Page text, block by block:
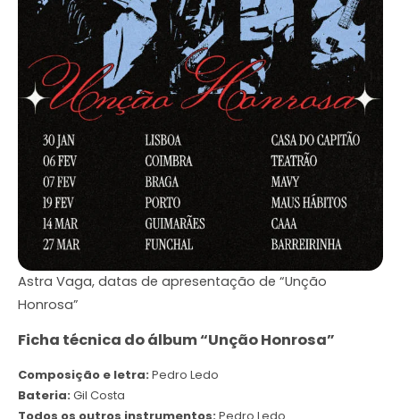
Astra Vaga, datas de apresentação de “Unção
Honrosa”
Ficha técnica do álbum “Unção Honrosa”
Composição e letra: Pedro Ledo
Bateria: Gil Costa